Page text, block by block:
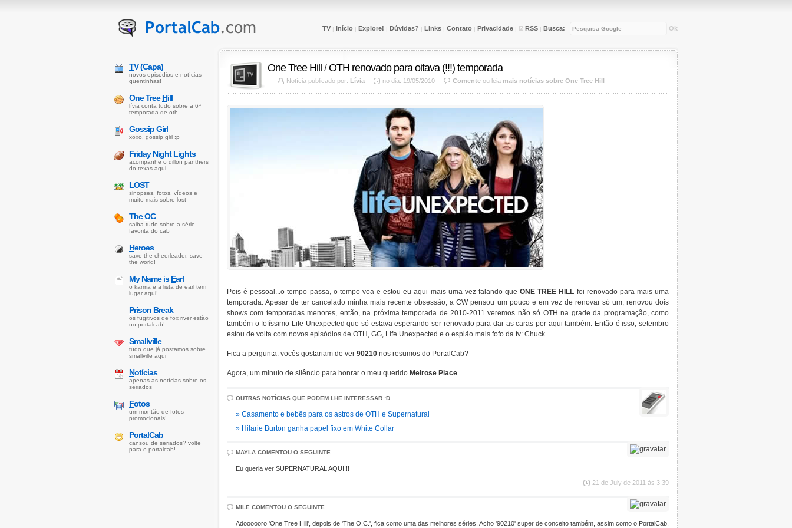
TV | Início | Explore! | Dúvidas? | Links | Contato | Privacidade | RSS | Busca: Ok
One Tree Hill /OTH renovado para oitava (!!!) temporada
Notícia publicado por: Lívia no dia: 19/05/2010 Comente ou leia mais notícias sobre One Tree Hill
Pois é pessoal...o tempo passa, o tempo voa e estou eu aqui mais uma vez falando queONE TREE HILL foi renovado para mais uma
temporada. Apesar de ter cancelado minha mais recente obsessão, a CW pensou um pouco e em vez de renovar só um, renovou dois
shows com temporadas menores, então, na próxima temporada de 2010-2011 veremos não só OTH na grade da programação, como
também o fofíssimo Life Unexpected que só estava esperando ser renovado para dar as caras por aqui também. Então é isso, setembro
estou de volta com novos episódios de OTH, GG, Life Unexpected e o espião mais fofo da tv: Chuck.
Fica a pergunta: vocês gostariam de ver 90210 nos resumos do PortalCab?
Agora, um minuto de silêncio para honrar o meu querido Melrose Place.
OUTRAS NOTÍCIAS QUE PODEM LHE INTERESSAR :D
» Casamento e bebês para os astros de OTH e Supernatural
» Hilarie Burton ganha papel fixo em White Collar
MAYLA COMENTOU O SEGUINTE...
Eu queria ver SUPERNATURAL AQUI!!!
21 de July de 2011 às 3:39
MILE COMENTOU O SEGUINTE...
Adoooooro 'One Tree Hill', depois de 'The O.C.', fica como uma das melhores séries. Acho '90210' super de conceito também, assim como o PortalCab,
TV (Capa)
novos episódios e notícias
quentinhas!
One TreeHill
lívia conta tudo sobre a 6ª
temporada de oth
Gossip Girl
xoxo, gossip girl :p
Friday Night Lights
acompanhe o dillon panthers
do texas aqui
LOST
sinopses, fotos, vídeos e
muito mais sobre lost
TheOC
saiba tudo sobre a série
favorita do cab
Heroes
save the cheerleader, save
the world!
My Name isEarl
o karma e a lista de earl tem
lugar aqui!
Prison Break
os fugitivos de fox river estão
no portalcab!
Smallville
tudo que já postamos sobre
smallville aqui
Notícias
apenas as notícias sobre os
seriados
Fotos
um montão de fotos
promocionais!
PortalCab
cansou de seriados? volte
para o portalcab!